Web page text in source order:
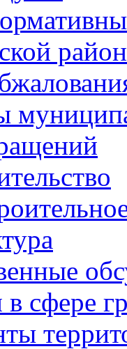
сфере